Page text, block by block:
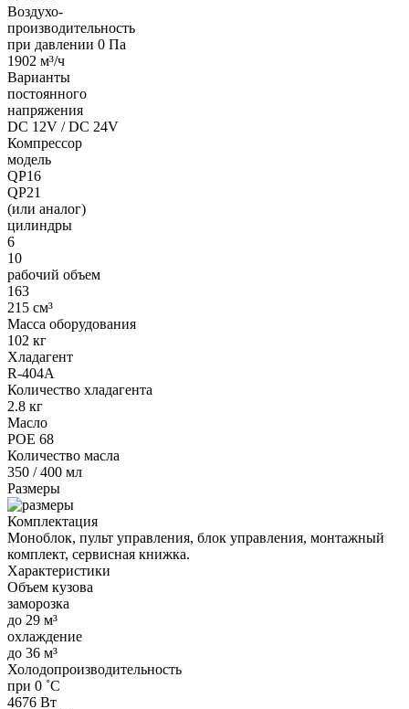
Воздухо-
производительность
при давлении 0 Па
1902 м³/ч
Варианты
постоянного
напряжения
DC 12V / DC 24V
Компрессор
модель
QP16
QP21
(или аналог)
цилиндры
6
10
рабочий объем
163
215 см³
Масса оборудования
102 кг
Хладагент
R-404A
Количество хладагента
2.8 кг
Масло
POE 68
Количество масла
350 / 400 мл
Размеры
Комплектация
Моноблок, пульт управления, блок управления, монтажный
комплект, сервисная книжка.
Характеристики
Объем кузова
заморозка
до 29 м³
охлаждение
до 36 м³
Холодопроизводительность
при 0 ˚С
4676 Вт